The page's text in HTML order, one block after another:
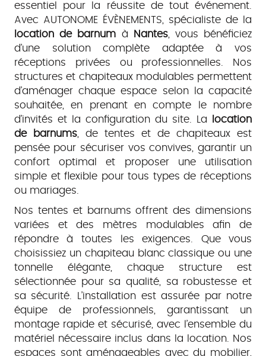
essentiel pour la réussite de tout événement.
Avec AUTONOME ÉVÈNEMENTS, spécialiste de la
location de barnum à Nantes, vous bénéficiez
d’une solution complète adaptée à vos
réceptions privées ou professionnelles. Nos
structures et chapiteaux modulables permettent
d’aménager chaque espace selon la capacité
souhaitée, en prenant en compte le nombre
d’invités et la configuration du site. La
location
de barnums, de tentes et de chapiteaux est
pensée pour sécuriser vos convives, garantir un
confort optimal et proposer une utilisation
simple et flexible pour tous types de réceptions
ou mariages.
Nos tentes et barnums offrent des dimensions
variées et des mètres modulables afin de
répondre à toutes les exigences. Que vous
choisissiez un chapiteau blanc classique ou une
tonnelle élégante, chaque structure est
sélectionnée pour sa qualité, sa robustesse et
sa sécurité. L’installation est assurée par notre
équipe de professionnels, garantissant un
montage rapide et sécurisé, avec l’ensemble du
matériel nécessaire inclus dans la location. Nos
espaces sont aménageables avec du mobilier,